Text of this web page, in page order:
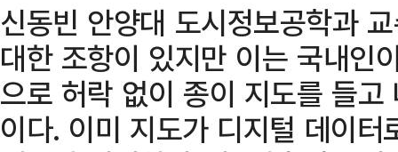
신동빈 안양대 도시정보공학과
대한 조항이 있지만 이는 국내인
으로 허락 없이 종이 지도를 들
이다. 이미 지도가 디지털 데이